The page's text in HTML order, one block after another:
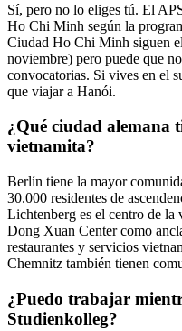
Sí, pero no lo eliges tú. El
Ho Chi Minh según la
Ciudad Ho Chi Minh siguen
noviembre) pero puede que
convocatorias. Si vives en el
que viajar a Hanói.
¿Qué ciudad alemana
vietnamita?
Berlín tiene la mayor
30.000 residentes de
Lichtenberg es el centro de
Dong Xuan Center como
restaurantes y servicios
Chemnitz también tienen
¿Puedo trabajar
Studienkolleg?